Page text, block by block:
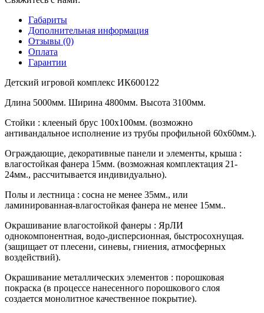
Габариты
Дополнительная информация
Отзывы (0)
Оплата
Гарантии
Детский игровой комплекс ИК600122
Длина 5000мм. Ширина 4800мм. Высота 3100мм.
Стойки : клееный брус 100х100мм. (возможно
антивандальное исполнение из трубы профильной 60х60мм.).
Ограждающие, декоративные панели и элементы, крыша :
влагостойкая фанера 15мм. (возможная комплектация 21-
24мм., рассчитывается индивидуально).
Полы и лестница : сосна не менее 35мм., или
ламинированная-влагостойкая фанера не менее 15мм..
Окрашивание влагостойкой фанеры : ЯрЛИ
однокомпонентная, водо-дисперсионная, быстросохнущая.
(защищает от плесени, синевы, гниения, атмосферных
воздействий).
Окрашивание металлических элементов : порошковая
покраска (в процессе нанесенного порошкового слоя
создается монолитное качественное покрытие).